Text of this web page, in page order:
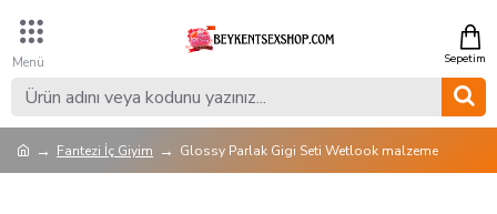
Fantezi İç Giyim Glossy Parlak Gigi Seti Wetlook malzeme